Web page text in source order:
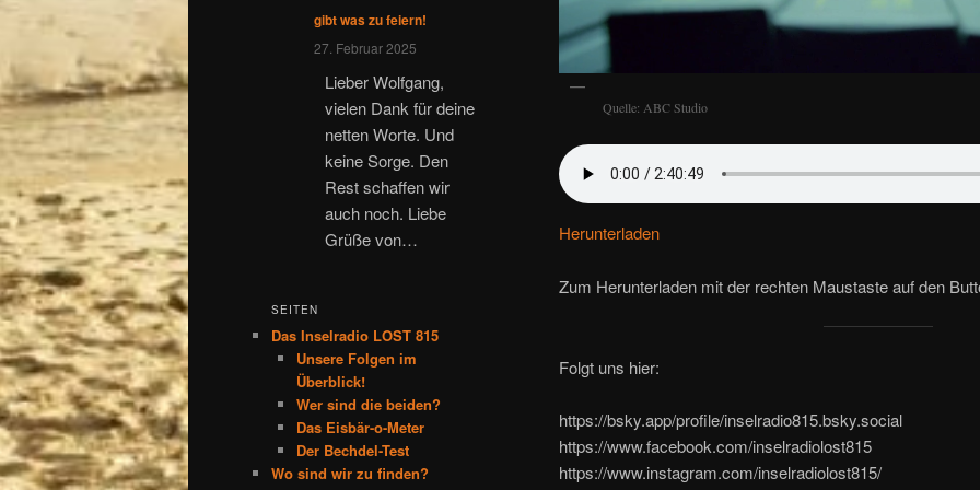
Quelle: ABC Studio
Herunterladen
Zum Herunterladen mit der rechten Maustaste auf den
Folgt uns hier:
https://bsky.app/profile/inselradio815.bsky.social
https://www.facebook.com/inselradiolost815
https://www.instagram.com/inselradiolost815/
gibt was zu feiern!
27. Februar 2025
Lieber Wolfgang,
vielen Dank für deine
netten Worte. Und
keine Sorge. Den
Rest schaffen wir
auch noch. Liebe
Grüße von…
SEITEN
Das Inselradio LOST 815
Unsere Folgen im
Überblick!
Wer sind die beiden?
Das Eisbär-o-Meter
Der Bechdel-Test
Wo sind wir zu finden?